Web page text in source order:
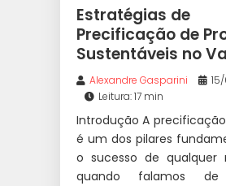
PRECIFICAÇÃO |
Estratégias de
Precificação de
Sustentáveis no
Alexandre Gasparini
Leitura: 17 min
Introdução A
é um dos pilares
o sucesso de qualquer
quando falamos de